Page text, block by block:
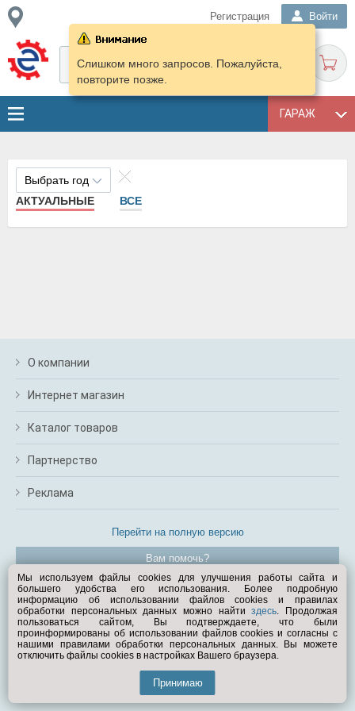
Регистрация Войти
ГАРАЖ
Слишком много запросов. Пожалуйста,
повторите позже.
Выбрать год
АКТУАЛЬНЫЕ
ВСЕ
О компании
Интернет магазин
Каталог товаров
Партнерство
Реклама
Перейти на полную версию
Вам помочь?
© Exist.ru 1998—2026
Мы используем файлы cookies для улучшения работы сайта и
большего удобства его использования. Более подробную
информацию об использовании файлов cookies и правилах
обработки персональных данных можно найтиздесь. Продолжая
пользоваться сайтом, Вы подтверждаете, что были
проинформированы об использовании файлов cookies и согласны с
нашими правилами обработки персональных данных. Вы можете
отключить файлы cookies в настройках Вашего браузера.
Принимаю